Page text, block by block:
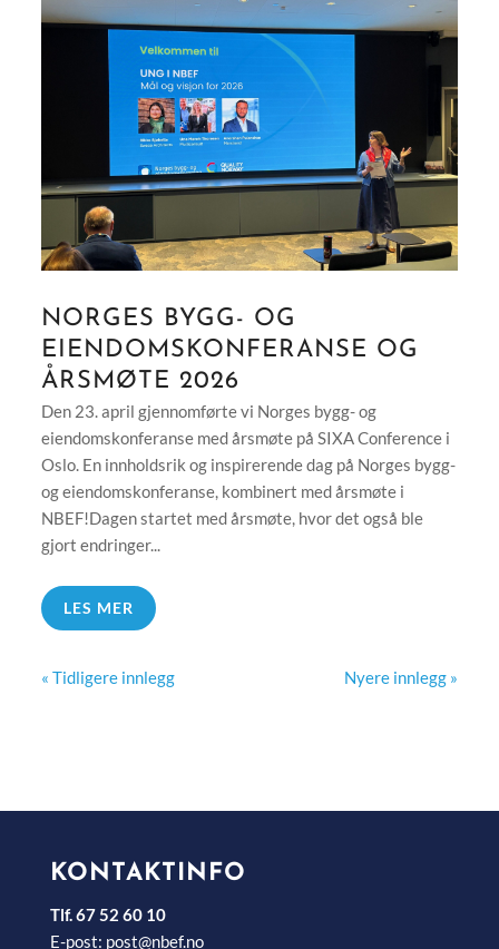
NORGES BYGG- OG
EIENDOMSKONFERANSE OG
ÅRSMØTE 2026
Den 23. april gjennomførte vi Norges bygg- og
eiendomskonferanse med årsmøte på SIXA Conference i
Oslo. En innholdsrik og inspirerende dag på Norges bygg-
og eiendomskonferanse, kombinert med årsmøte i
NBEF!Dagen startet med årsmøte, hvor det også ble
gjort endringer...
LES MER
« Tidligere innlegg Nyere innlegg »
KONTAKTINFO
Tlf. 67 52 60 10
E-post: post@nbef.no